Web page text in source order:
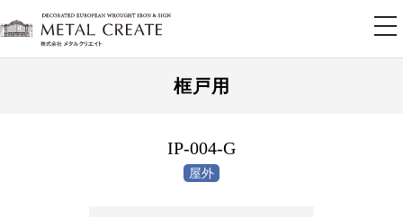
框戸用
IP-004-G